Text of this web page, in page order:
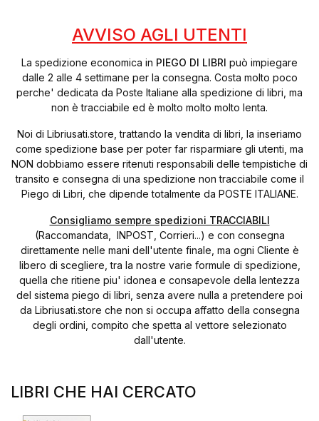
AVVISO AGLI UTENTI
La spedizione economica in PIEGO DI LIBRI può impiegare
dalle 2 alle 4 settimane per la consegna. Costa molto poco
perche' dedicata da Poste Italiane alla spedizione di libri, ma
non è tracciabile ed è molto molto molto lenta.
Noi di Libriusati.store, trattando la vendita di libri, la inseriamo
come spedizione base per poter far risparmiare gli utenti, ma
NON dobbiamo essere ritenuti responsabili delle tempistiche di
transito e consegna di una spedizione non tracciabile come il
Piego di Libri, che dipende totalmente da POSTE ITALIANE.
Consigliamo sempre spedizioni TRACCIABILI
(Raccomandata, INPOST, Corrieri...) e con consegna
direttamente nelle mani dell'utente finale, ma ogni Cliente è
libero di scegliere, tra la nostre varie formule di spedizione,
quella che ritiene piu' idonea e consapevole della lentezza
del sistema piego di libri, senza avere nulla a pretendere poi
da Libriusati.store che non si occupa affatto della consegna
degli ordini, compito che spetta al vettore selezionato
dall'utente.
LIBRI CHE HAI CERCATO